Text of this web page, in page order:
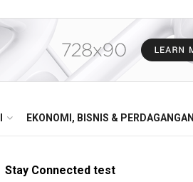
EKONOMI, BISNIS & PERDAGANGAN
Stay Connected test